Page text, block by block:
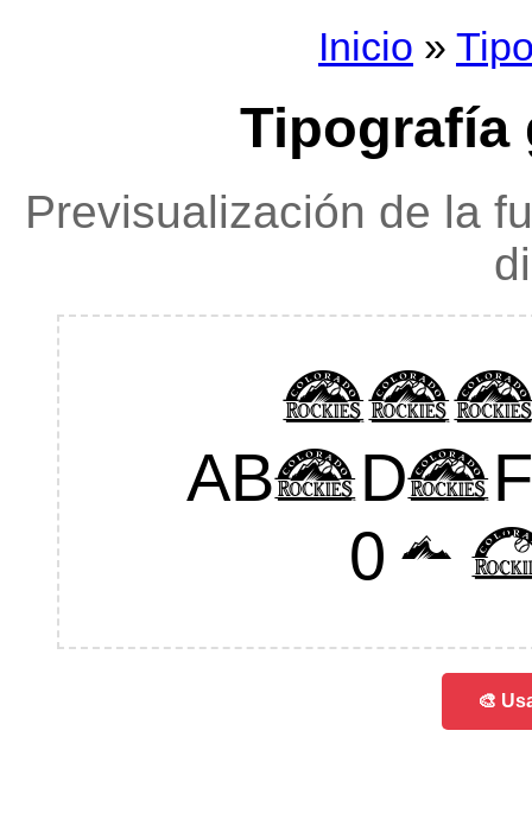
Inicio »
Tipografía
Previsualización de la
🎨